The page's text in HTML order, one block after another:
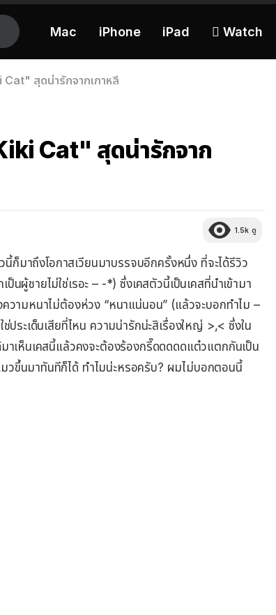
Mac iPhone iPad  Watch
สุดน่ารักจากเกาหลี
Cat" สุดน่ารักจาก
1.5k ดู
นี้ก็มาถึงโอกาสเวียนมาบรรจบอีกครั้งหนึ่ง ที่จะได้รีวิว
ชายไม่ใช่เรอะ – -*) ซึ่งเคสตัวนี้เป็นเคสที่นำเข้ามา
วามหนาไม่ต้องห่วง “หนาแน่นอน” (แล้วจะบอกทำไม –
ระเด็นเสียที่ไหน ความน่ารักน่ะสิเรื่องใหญ่ >,< ซึ่งใน
มาเห็นเคสนี้แล้วคงจะต้องร้องกรี๊ดดดดดแต๋วแตกกันเป็น
ขึ้นมาทันทีก็ได้ ทำไมน่ะหรอครับ? ผมไม่บอกตอนนี้